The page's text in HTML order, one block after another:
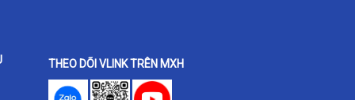
THEO DÕI VLINK TRÊN MXH